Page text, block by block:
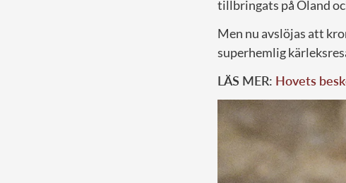
tillbringats på Öland
Men nu avslöjas att
superhemlig
LÄS MER: Hovets